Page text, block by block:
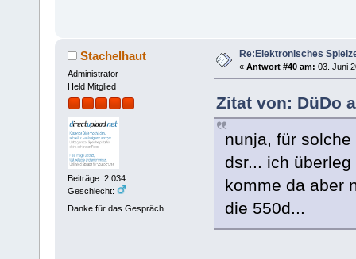
Stachelhaut
Administrator
Held Mitglied
Beiträge: 2.034
Geschlecht:
Danke für das Gespräch.
Re:Elektronisches
« Antwort #40 am: 03. Juni
Zitat von: DüDo
nunja, für
dsr... ich
komme da aber
die 550d...